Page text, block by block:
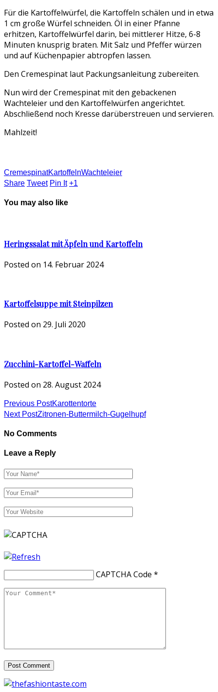
Für die Kartoffelwürfel, die Kartoffeln schälen und in etwa
1 cm große Würfel schneiden. Öl in einer Pfanne
erhitzen, Kartoffelwürfel darin, bei mittlerer Hitze, 6-8
Minuten knusprig braten. Mit Salz und Pfeffer würzen
und auf Küchenpapier abtropfen lassen.
Den Cremespinat laut Packungsanleitung zubereiten.
Nun wird der Cremespinat mit den gebackenen
Wachteleier und den Kartoffelwürfen angerichtet.
Abschließend noch Kresse darüberstreuen und servieren.
Mahlzeit!
CremespinatKartoffelnWachteleier
Share Tweet Pin It +1
You may also like
Heringssalat mit Äpfeln und Kartoffeln
Posted on 14. Februar 2024
Kartoffelsuppe mit Steinpilzen
Posted on 29. Juli 2020
Zucchini-Kartoffel-Waffeln
Posted on 28. August 2024
Previous PostKarottentorte
Next PostZitronen-Buttermilch-Gugelhupf
No Comments
Leave a Reply
CAPTCHA Code *